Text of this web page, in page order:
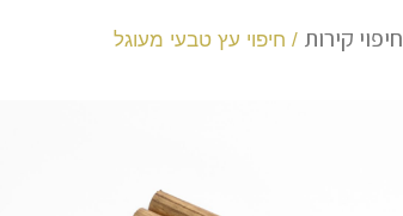
חיפוי קירות / חיפוי עץ טבעי מעוגל